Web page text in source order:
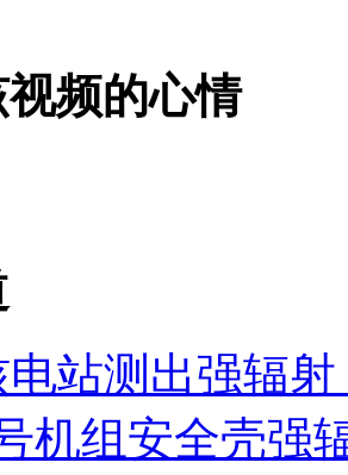
平民英雄吴斌
伤多人 警民合力深夜将其击毙
频的心情
站测出强辐
机组安全壳强